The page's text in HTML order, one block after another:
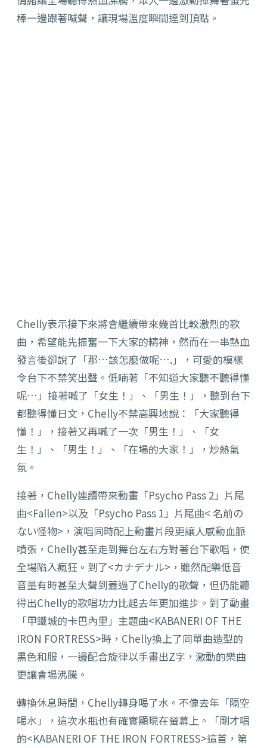
棒一邊跟著喊聲，讓現場溫度瞬間達到頂點。
Chelly表示接下來將會繼續帶來幾首比較激烈的歌
曲，希望能先振奮一下大家的精神，然而在一串熱血
發言後卻說了「那…該怎麼做呢….」，可愛的模樣
令台下不禁笑出聲。低喃著「不知道大家聽不聽得懂
呢…」接著喊了「女生！」、「男生！」，聽到台下
都聽得懂日文，Chelly不禁高興地說：「大家聽得
懂！」，接著又再喊了一次「男生！」、「女
生！」、「男生！」、「在場的大家！」，炒熱氣
氛。
接著，Chelly連續帶來動畫「Psycho Pass 2」片尾
曲<Fallen>以及「Psycho Pass 1」片尾曲< 名前の
ない怪物>，演唱同時配上動畫片段更讓人感動血脈
噴張，Chelly甚至走到舞台左右方對著台下歌唱，使
全場陷入瘋狂。到了<カナデナル>，雖然配樂低音
音量有時甚至大聲到蓋過了Chelly的歌聲，但仍能聽
得出Chelly的歌唱功力比起去年更加進步。到了動畫
「甲鐵城的卡巴內里」主題曲<KABANERI OF THE
IRON FORTRESS>時，Chelly換上了同單曲造型的
黑色和服，一邊配合旋律以手畫出Z字，激動的樂曲
更讓會場沸騰。
轉換休息時間，Chelly轉身喝了水。不像去年「隔空
喝水」，這次水瓶也有確實顯現在螢幕上。「剛才唱
的<KABANERI OF THE IRON FORTRESS>這首，第